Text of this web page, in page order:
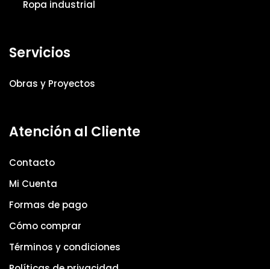
Ropa industrial
Servicios
Obras y Proyectos
Atención al Cliente
Contacto
Mi Cuenta
Formas de pago
Cómo comprar
Términos y condiciones